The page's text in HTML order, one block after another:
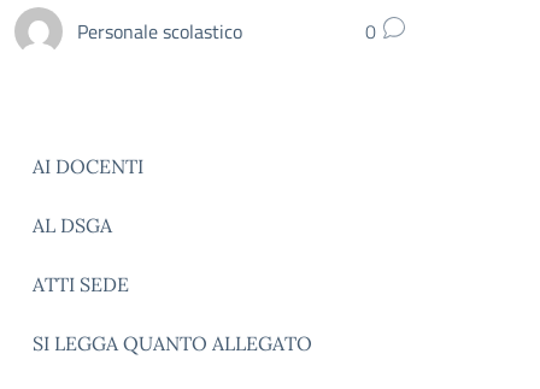
Personale scolastico 0
AI DOCENTI
AL DSGA
ATTI SEDE
SI LEGGA QUANTO ALLEGATO